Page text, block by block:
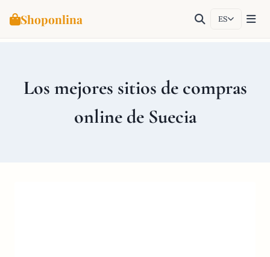
contenido
Shoponlina ES
Los mejores sitios de compras
online de Suecia